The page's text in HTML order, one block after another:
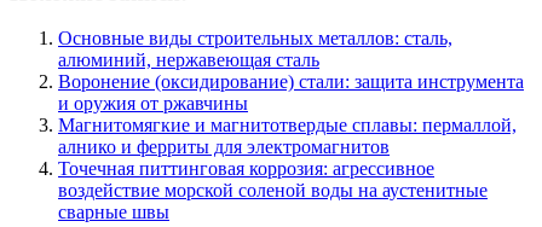
Основные виды строительных металлов: сталь,
алюминий, нержавеющая сталь
Воронение (оксидирование) стали: защита инструмента
и оружия от ржавчины
Магнитомягкие и магнитотвердые сплавы: пермаллой,
алнико и ферриты для электромагнитов
Точечная питтинговая коррозия: агрессивное
воздействие морской соленой воды на аустенитные
сварные швы